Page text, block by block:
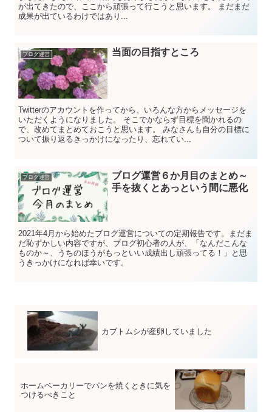
が出てきたので、ここから頑張って行こうと思います。 まだまだ
成果が出ているわけではあり...
ブログ運営 当面の目指すところ
Twitterのアカウントを作ってから、いろんな方からメッセージを
いただくようになりました。 そこでかならず目標を聞かれるの
で、改めてまとめておこうと思います。 みなさんも自分の目標に
ついて振り返るきっかけになったり、忘れてい...
ブログ運営
ブログ運営６か月目のまとめ～
手を抜くとあっという間に悪化
2021年4月から始めたブログ運営についての定期報告です。まだま
だ恥ずかしい内容ですが、ブログ初心者の人が、「なんだこんな
ものか～、うちのほうがもっといい成績出し頑張ってる！」と思
うきっかけになれば幸いです。
カブトムシが産卵していました
ホームベーカリーでパンを焼くときに気を
つけるべきこと